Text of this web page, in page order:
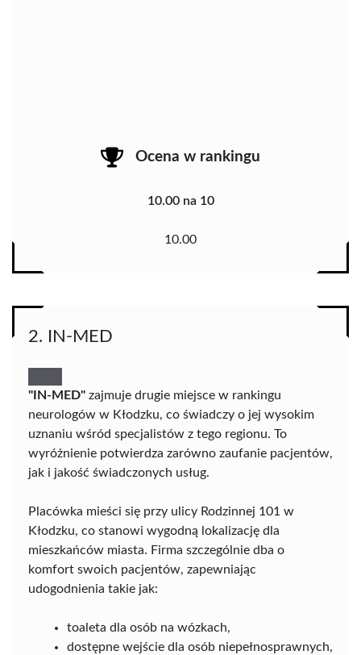
Ocena w rankingu
10.00 na 10
10.00
2. IN-MED
"IN-MED" zajmuje drugie miejsce w rankingu
neurologów w Kłodzku, co świadczy o jej wysokim
uznaniu wśród specjalistów z tego regionu. To
wyróżnienie potwierdza zarówno zaufanie pacjentów,
jak i jakość świadczonych usług.
Placówka mieści się przy ulicy Rodzinnej 101 w
Kłodzku, co stanowi wygodną lokalizację dla
mieszkańców miasta. Firma szczególnie dba o
komfort swoich pacjentów, zapewniając
udogodnienia takie jak:
toaleta dla osób na wózkach,
dostępne wejście dla osób niepełnosprawnych,